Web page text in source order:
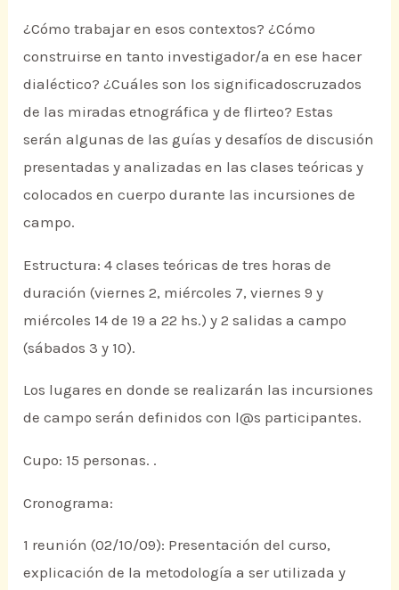
¿Cómo trabajar en esos contextos? ¿Cómo
construirse en tanto investigador/a en ese hacer
dialéctico? ¿Cuáles son los significadoscruzados
de las miradas etnográfica y de flirteo? Estas
serán algunas de las guías y desafíos de discusión
presentadas y analizadas en las clases teóricas y
colocados en cuerpo durante las incursiones de
campo.
Estructura: 4 clases teóricas de tres horas de
duración (viernes 2, miércoles 7, viernes 9 y
miércoles 14 de 19 a 22 hs.) y 2 salidas a campo
(sábados 3 y 10).
Los lugares en donde se realizarán las incursiones
de campo serán definidos con l@s participantes.
Cupo: 15 personas. .
Cronograma:
1 reunión (02/10/09): Presentación del curso,
explicación de la metodología a ser utilizada y